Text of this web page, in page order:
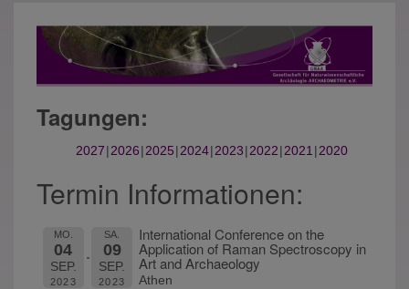
Tagungen:
2027 2026 2025 2024 2023 2022 2021 2020
Termin Informationen:
MO.
04
SEP.
2023
SA.
09
SEP.
2023
International Conference on the
Application of Raman Spectroscopy in
Art and Archaeology
Athen